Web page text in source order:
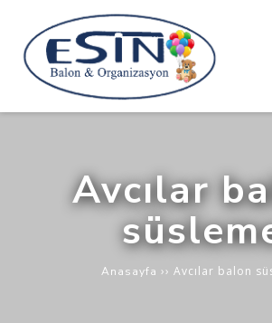
Avcılar
Anasayfa ›› Avcılar balon